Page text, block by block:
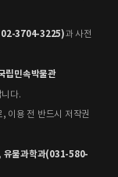
02-3704-3225)과 사전
립민속박물관
다.
이용 전 반드시 저작권
유물과학과(031-580-